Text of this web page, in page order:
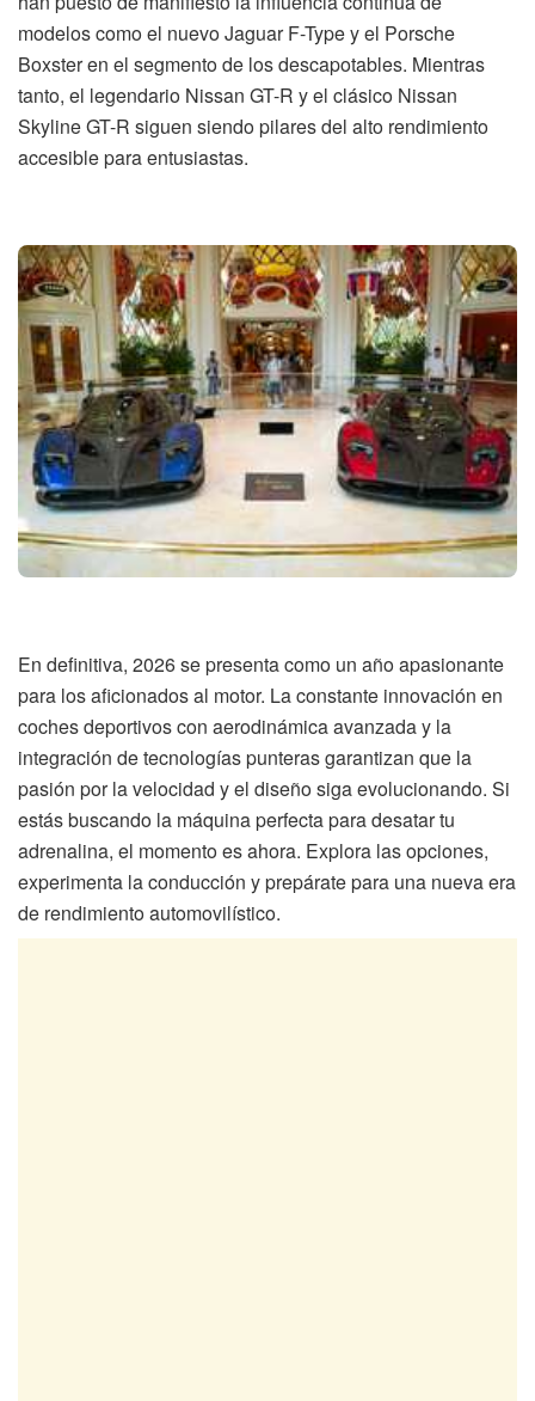
modelos como el nuevo Jaguar F-Type y el Porsche
Boxster en el segmento de los descapotables. Mientras
tanto, el legendario Nissan GT-R y el clásico Nissan
Skyline GT-R siguen siendo pilares del alto rendimiento
accesible para entusiastas.
En definitiva, 2026 se presenta como un año apasionante
para los aficionados al motor. La constante innovación en
coches deportivos con aerodinámica avanzada y la
integración de tecnologías punteras garantizan que la
pasión por la velocidad y el diseño siga evolucionando. Si
estás buscando la máquina perfecta para desatar tu
adrenalina, el momento es ahora. Explora las opciones,
experimenta la conducción y prepárate para una nueva era
de rendimiento automovilístico.